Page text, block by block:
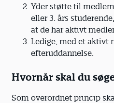
Yder støtte til
eller 3. års
at de har aktivt
Ledige, med et aktivt
efteruddannelse.
Hvornår skal du
Som overordnet princip